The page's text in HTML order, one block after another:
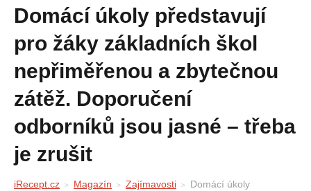
Domácí úkoly představují
pro žáky základních škol
nepřiměřenou a zbytečnou
zátěž. Doporučení
odborníků jsou jasné – třeba
je zrušit
iRecept.cz Magazín Zajímavosti
Domácí úkoly